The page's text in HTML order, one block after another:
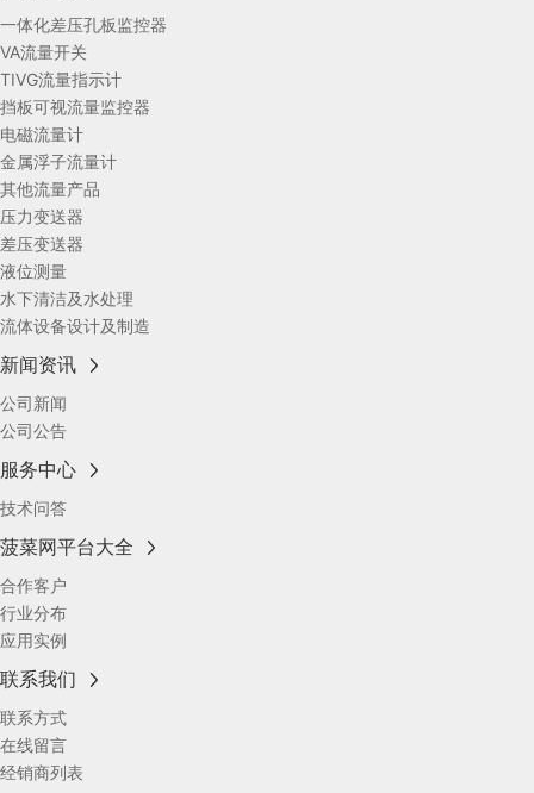
一体化差压孔板监控器
VA流量开关
TIVG流量指示计
挡板可视流量监控器
电磁流量计
金属浮子流量计
其他流量产品
压力变送器
差压变送器
液位测量
水下清洁及水处理
流体设备设计及制造
新闻资讯
公司新闻
公司公告
服务中心
技术问答
菠菜网平台大全
合作客户
行业分布
应用实例
联系我们
联系方式
在线留言
经销商列表